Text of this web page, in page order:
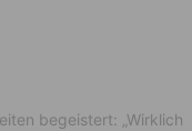
begeistert: „Wirklich